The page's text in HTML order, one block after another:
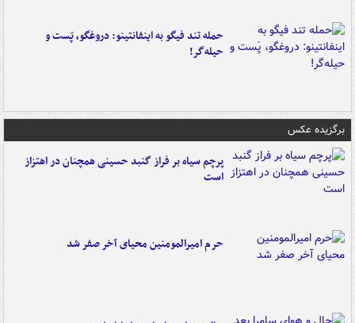
حمله تند فیگو به اینفانتینو: دروغگو، پَست‌ و
حیله‌گر!
برگزیده عکس
پرچم سیاه بر فراز گنبد حسینی همچنان در اهتزاز
است
حرم امیرالمومنین محیای آخر صفر شد